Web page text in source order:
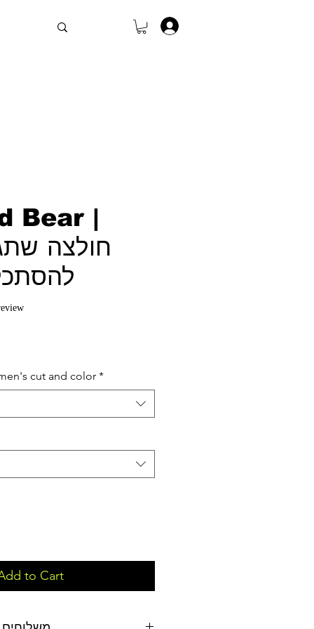
Bear |
חולצה
stars based on 1 review
cut and color *
to Cart